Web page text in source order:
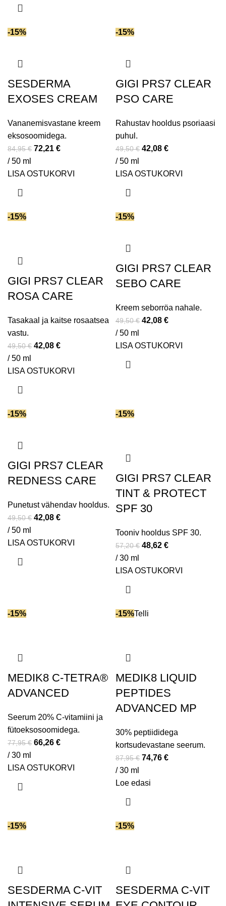
Triglütseriidid
Tsinkoksiid (1)
Uurea (19)
Vaskpeptiid
(4)
Vetikaekstrakt
Vitamiin A (1)
Vitamiin E
-15%
SESDERMA
EXOSES CREAM
Vananemisvastane kreem
eksosoomidega.
84,95€ 72,21 €
/ 50 ml
LISA OSTUKORVI
-15%
GIGI PRS7 CLEAR
PSO CARE
Rahustav hooldus psoriaasi
puhul.
49,50€ 42,08 €
/ 50 ml
LISA OSTUKORVI
-15%
GIGI PRS7 CLEAR
ROSA CARE
Tasakaal ja kaitse rosaatsea
vastu.
49,50€ 42,08 €
/ 50 ml
LISA OSTUKORVI
-15%
GIGI PRS7 CLEAR
SEBO CARE
Kreem seborröa nahale.
49,50€ 42,08 €
/ 50 ml
LISA OSTUKORVI
-15%
GIGI PRS7 CLEAR
REDNESS CARE
Punetust vähendav hooldus.
49,50€ 42,08 €
/ 50 ml
LISA OSTUKORVI
-15%
GIGI PRS7 CLEAR
TINT & PROTECT
SPF 30
Tooniv hooldus SPF 30.
57,20€ 48,62 €
/ 30 ml
LISA OSTUKORVI
-15%
MEDIK8 C-TETRA®
ADVANCED
Seerum 20% C-vitamiini ja
fütoeksosoomidega.
77,95€ 66,26 €
/ 30 ml
LISA OSTUKORVI
-15%Telli
MEDIK8 LIQUID
PEPTIDES
ADVANCED MP
30% peptiididega
kortsudevastane seerum.
87,95€ 74,76 €
/ 30 ml
Loe edasi
-15%
SESDERMA C-VIT
-15%
SESDERMA C-VIT